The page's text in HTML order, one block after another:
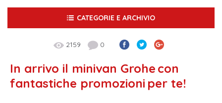
CATEGORIE E ARCHIVIO
2159 0
In arrivo il minivan Grohe con
fantastiche promozioni per te!